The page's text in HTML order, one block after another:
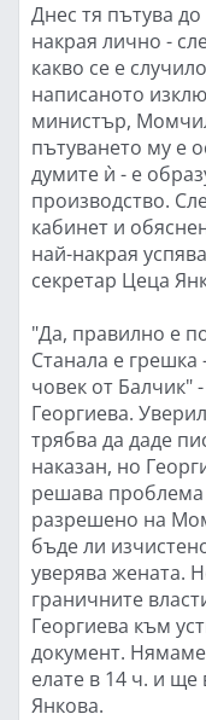
Днес тя пътува
накрая лично -
какво се е
написаното
министър,
пътуването му е
думите ѝ - е
производство.
кабинет и
най-накрая
секретар Цеца
"Да, правилно е
Станала е грешка
човек от Балчик"
Георгиева.
трябва да даде
наказан, но
решава
разрешено на
бъде ли
уверява жената.
граничните
Георгиева към
документ.
елате в 14 ч. и ще
Янкова.